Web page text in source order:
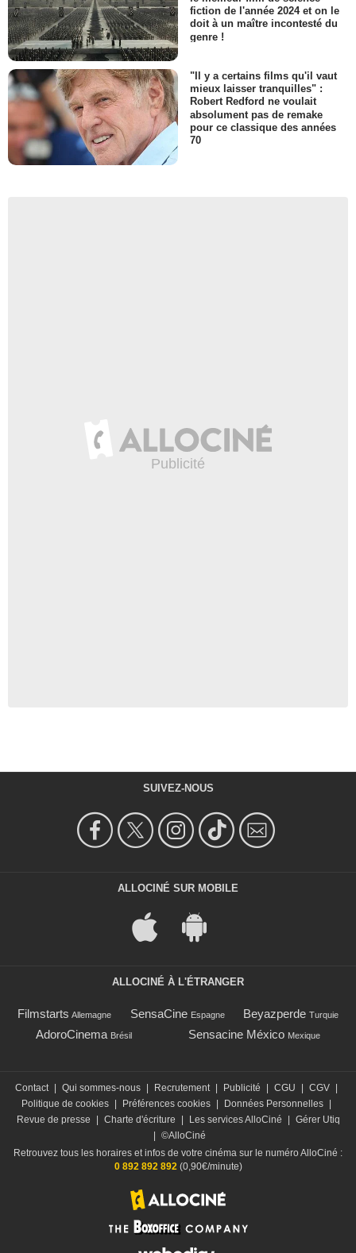
fiction de l'année 2024 et on le
doit à un maître incontesté du
genre !
"Il y a certains films qu'il vaut
mieux laisser tranquilles" :
Robert Redford ne voulait
absolument pas de remake
pour ce classique des années
70
SUIVEZ-NOUS
ALLOCINÉ SUR MOBILE
ALLOCINÉ À L'ÉTRANGER
Filmstarts Allemagne SensaCine Espagne Beyazperde Turquie
AdoroCinema Brésil Sensacine México Mexique
Contact | Qui sommes-nous | Recrutement | Publicité | CGU | CGV |
Politique de cookies | Préférences cookies | Données Personnelles |
Revue de presse
| Charte d'écriture | Les services AlloCiné | Gérer Utiq
| ©AlloCiné
Retrouvez tous les horaires et infos de votre cinéma sur le numéro AlloCiné :
0 892 892 892 (0,90€/minute)